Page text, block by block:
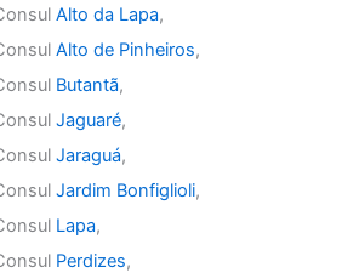
Alto da Lapa,
Alto de Pinheiros,
Butantã,
Jaguaré,
Jaraguá,
Jardim Bonfiglioli,
Lapa,
Perdizes,